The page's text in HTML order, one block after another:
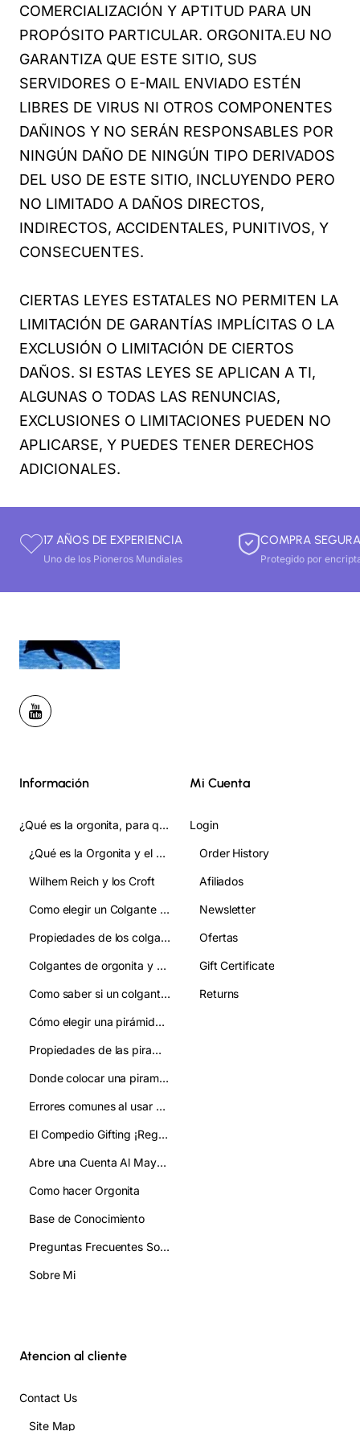
COMERCIALIZACIÓN Y APTITUD PARA UN
PROPÓSITO PARTICULAR. ORGONITA.EU NO
GARANTIZA QUE ESTE SITIO, SUS
SERVIDORES O E-MAIL ENVIADO ESTÉN
LIBRES DE VIRUS NI OTROS COMPONENTES
DAÑINOS Y NO SERÁN RESPONSABLES POR
NINGÚN DAÑO DE NINGÚN TIPO DERIVADOS
DEL USO DE ESTE SITIO, INCLUYENDO PERO
NO LIMITADO A DAÑOS DIRECTOS,
INDIRECTOS, ACCIDENTALES, PUNITIVOS, Y
CONSECUENTES.
CIERTAS LEYES ESTATALES NO PERMITEN LA
LIMITACIÓN DE GARANTÍAS IMPLÍCITAS O LA
EXCLUSIÓN O LIMITACIÓN DE CIERTOS
DAÑOS. SI ESTAS LEYES SE APLICAN A TI,
ALGUNAS O TODAS LAS RENUNCIAS,
EXCLUSIONES O LIMITACIONES PUEDEN NO
APLICARSE, Y PUEDES TENER DERECHOS
ADICIONALES.
17 AÑOS DE EXPERIENCIA
Uno de los Pioneros Mundiales
COMPRA SEGURA
Protegido por
Información
¿Qué es la orgonita, para qué sirve y cómo se usa? Guia Completa
¿Qué es la Orgonita y el Orgon?
Wilhem Reich y los Croft
Como elegir un Colgante de Orgonita:guia clara para acertar en tu eleccion
Propiedades de los colgantes de orgonita
Colgantes de orgonita y chakras: qué relación tienen
Como saber si un colgante de orgonita es autentico y evitar imitaciones
Cómo elegir una pirámide de orgonita:guía práctica y clara
Propiedades de las piramides de orgonita:como se usan
Donde colocar una piramide de orgonita:mejora tu ambiente y bienestar
Errores comunes al usar pirámides de orgonita y cómo evitarlos
El Compedio Gifting ¡Regala!
Abre una Cuenta Al Mayor/ Gifting
Como hacer Orgonita
Base de Conocimiento
Preguntas Frecuentes Sobre Orgonita FAQ
Sobre Mi
Mi Cuenta
Login
Order History
Afiliados
Newsletter
Ofertas
Gift Certificate
Returns
Atencion al cliente
Contact Us
Site Map